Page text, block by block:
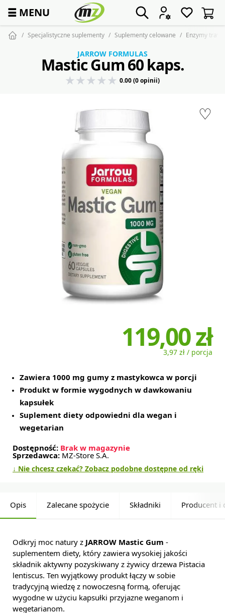
☰ MENU
Specjalistyczne suplementy Suplementy celowane Enzymy
♡
JARROW FORMULAS
Mastic Gum 60 kaps.
0.00 (0 opinii)
119,00 zł
3,97 zł / porcja
Zawiera 1000 mg gumy z mastykowca w porcji
Produkt w formie wygodnych w dawkowaniu
kapsułek
Suplement diety odpowiedni dla wegan i
wegetarian
Dostępność: Brak w magazynie
Sprzedawca: MZ-Store S.A.
↓ Nie chcesz czekać? Zobacz podobne dostępne od ręki
Opis Zalecane spożycie Składniki Producent i
Odkryj moc natury z JARROW Mastic Gum -
suplementem diety, który zawiera wysokiej jakości
składnik aktywny pozyskiwany z żywicy drzewa Pistacia
lentiscus. Ten wyjątkowy produkt łączy w sobie
tradycyjną wiedzę z nowoczesną formą, oferując
wygodne w użyciu kapsułki przyjazne weganom i
wegetarianom.